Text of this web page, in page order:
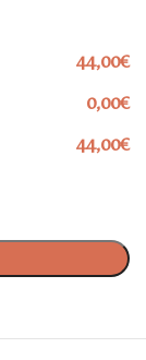
44,00€
0,00€
44,00€